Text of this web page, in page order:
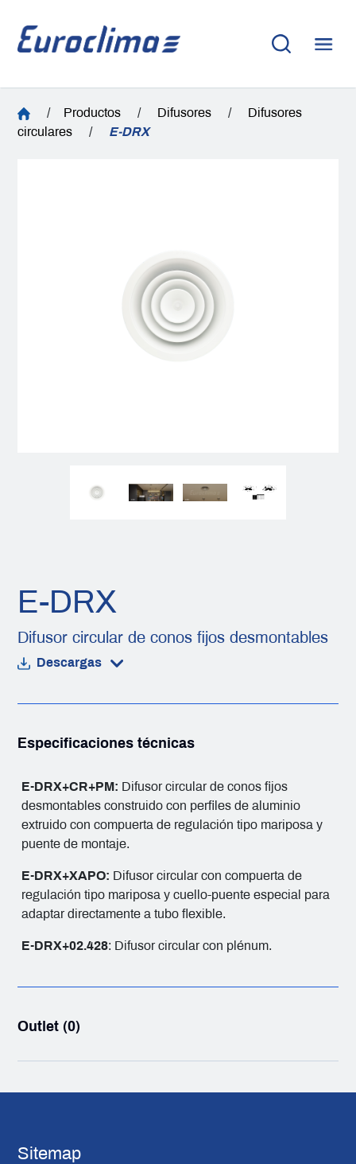
/ Productos / Difusores /
Difusores
circulares
/ E-DRX
E-DRX
Difusor circular de conos fijos desmontables
Descargas
Especificaciones técnicas
E-DRX+CR+PM: Difusor circular de conos fijos
desmontables construido con perfiles de aluminio
extruido con compuerta de regulación tipo mariposa y
puente de montaje.
E-DRX+XAPO: Difusor circular con compuerta de
regulación tipo mariposa y cuello-puente especial para
adaptar directamente a tubo flexible.
E-DRX+02.428: Difusor circular con plénum.
Outlet (0)
Sitemap